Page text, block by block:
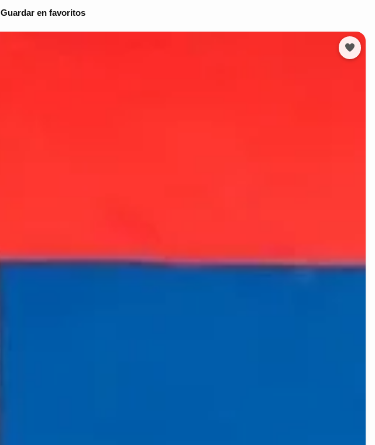
Guardar en favoritos